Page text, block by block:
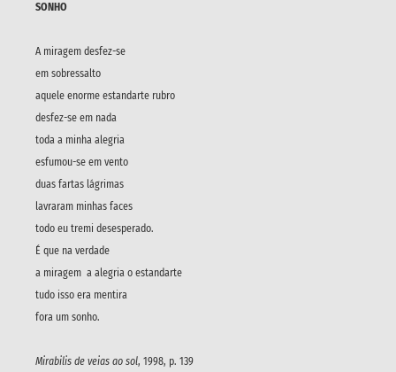
SONHO
A miragem desfez-se
em sobressalto
aquele enorme estandarte rubro
desfez-se em nada
toda a minha alegria
esfumou-se em vento
duas fartas lágrimas
lavraram minhas faces
todo eu tremi desesperado.
É que na verdade
a miragem a alegria o estandarte
tudo isso era mentira
fora um sonho.
Mirabilis de veias ao sol, 1998, p. 139